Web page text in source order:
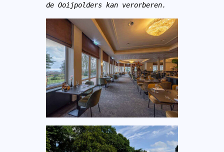
de Ooijpolders kan verorberen.